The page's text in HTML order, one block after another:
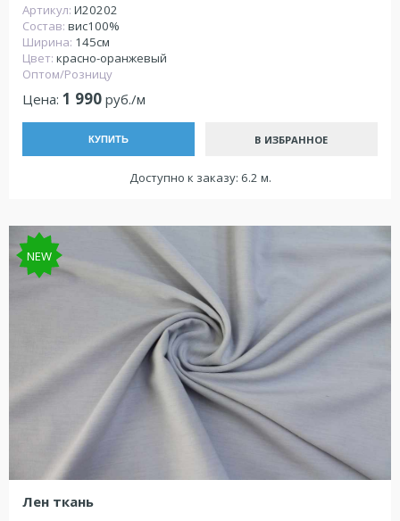
Артикул: И20202
Состав: вис100%
Ширина: 145см
Цвет: красно-оранжевый
Оптом/Розницу
Цена: 1 990 руб./м
КУПИТЬ В ИЗБРАННОЕ
Доступно к заказу: 6.2 м.
NEW
Лен ткань